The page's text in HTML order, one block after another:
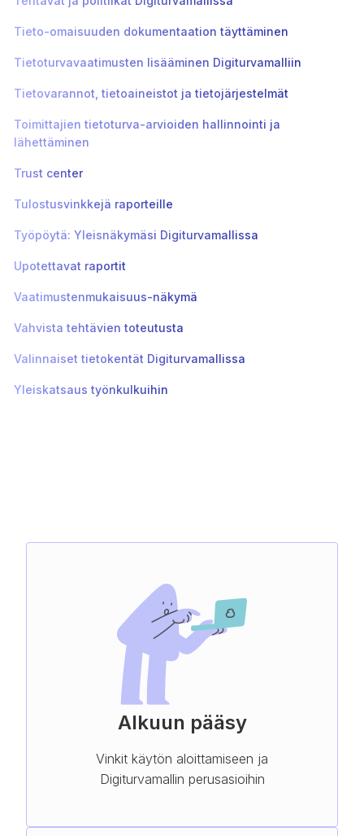
Tieto-omaisuuden dokumentaation täyttäminen
Tietoturvavaatimusten lisääminen Digiturvamalliin
Tietovarannot, tietoaineistot ja tietojärjestelmät
Toimittajien tietoturva-arvioiden hallinnointi ja
lähettäminen
Trust center
Tulostusvinkkejä raporteille
Työpöytä: Yleisnäkymäsi Digiturvamallissa
Upotettavat raportit
Vaatimustenmukaisuus-näkymä
Vahvista tehtävien toteutusta
Valinnaiset tietokentät Digiturvamallissa
Yleiskatsaus työnkulkuihin
Alkuun pääsy
Vinkit käytön aloittamiseen ja
Digiturvamallin perusasioihin